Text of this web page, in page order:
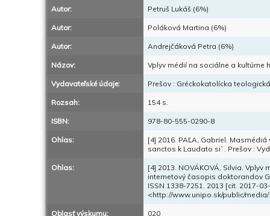
Autor: Petruš Lukáš (6%)
Autor: Poláková Martina (6%)
Autor: Andrejčáková Petra (6%)
Názov: Vplyv médií na sociálne a kultúrne
Vydavateľské údaje: Prešov : Gréckokatolícka
Rozsah: 154 s.
ISBN: 978-80-555-0290-8
Ohlas:
[4] 2016. PAĽA, Gabriel.
sanctos k Laudato si`. Prešov :
Ohlas:
[4] 2013. NOVÁKOVÁ, Silvia.
internetový časopis doktorandov
ISSN 1338-7251. 2013 [cit. 2017-
<http://www.unipo.sk/public/
Oblasť výskumu: 020